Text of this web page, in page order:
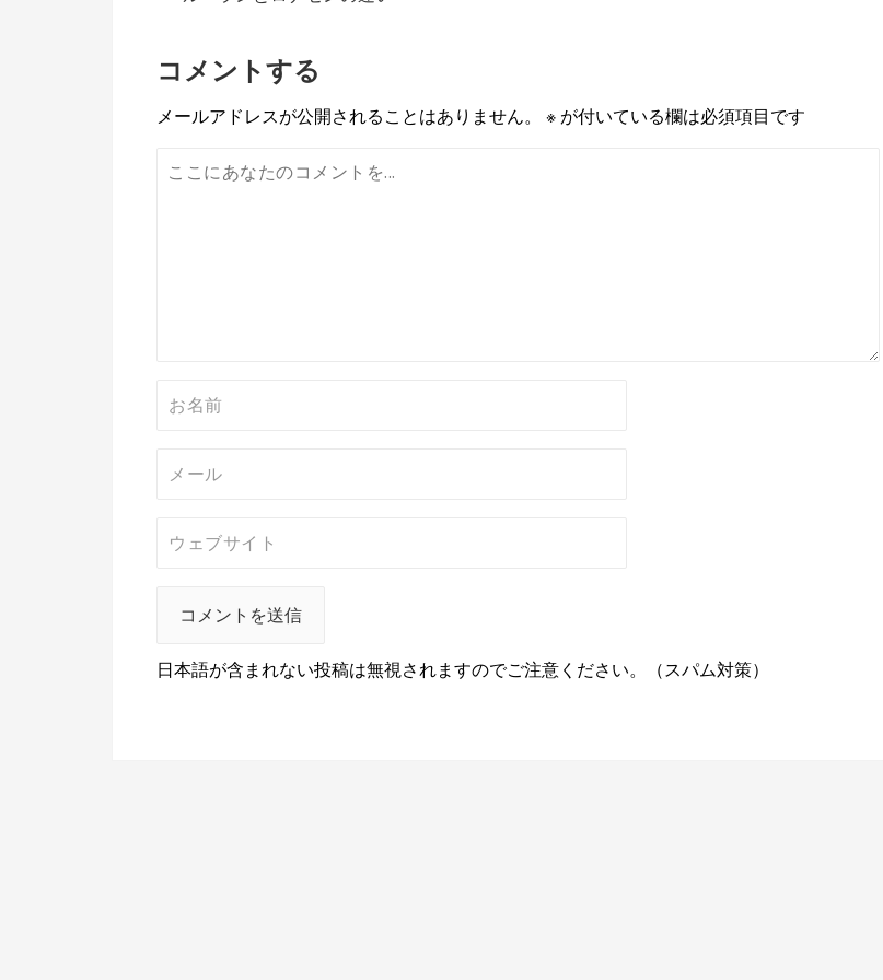
稿
ナ
ビ
ー
コメントする
メールアドレスが公開されることはありません。 ※ が付いている欄は必須項目です
日本語が含まれない投稿は無視されますのでご注意ください。（スパム対策）